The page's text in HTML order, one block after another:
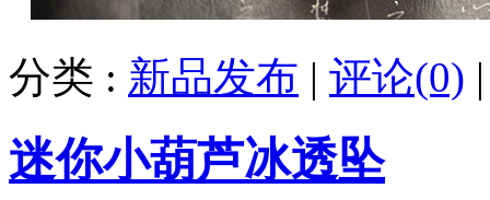
分类 : 新品发布 | 评论(0)
迷你小葫芦冰透坠